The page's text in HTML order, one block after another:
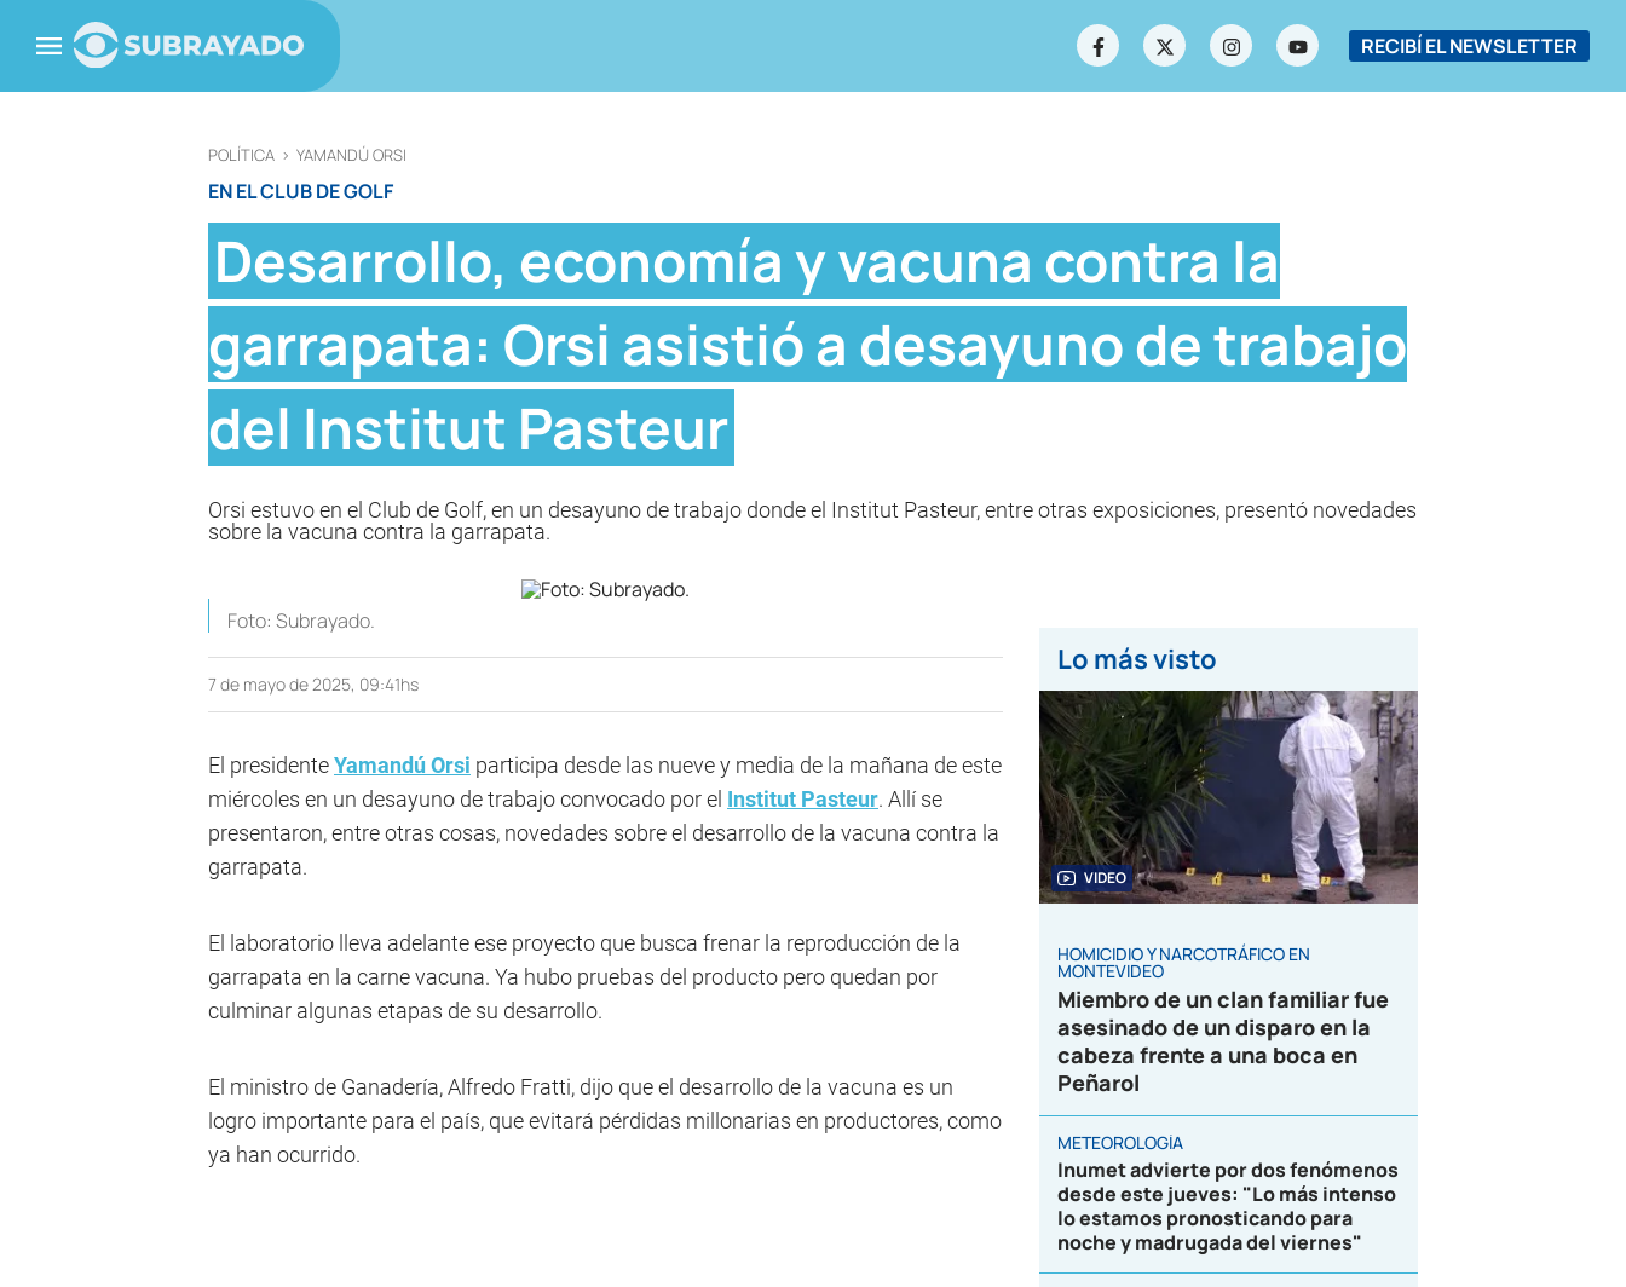
RECIBÍ EL NEWSLETTER
POLÍTICA > YAMANDÚ ORSI
EN EL CLUB DE GOLF
Desarrollo, economía y vacuna contra la
garrapata: Orsi asistió a desayuno de trabajo
del Institut Pasteur
Orsi estuvo en el Club de Golf, en un desayuno de trabajo donde el Institut Pasteur, entre otras exposiciones, presentó novedades
sobre la vacuna contra la garrapata.
Foto: Subrayado.
7 de mayo de 2025, 09:41hs
El presidenteYamandú Orsi participa desde las nueve y media de la mañana de este
miércoles en un desayuno de trabajo convocado por el Institut Pasteur. Allí se
presentaron, entre otras cosas, novedades sobre el desarrollo de la vacuna contra la
garrapata.
El laboratorio lleva adelante ese proyecto que busca frenar la reproducción de la
garrapata en la carne vacuna. Ya hubo pruebas del producto pero quedan por
culminar algunas etapas de su desarrollo.
El ministro de Ganadería, Alfredo Fratti, dijo que el desarrollo de la vacuna es un
logro importante para el país, que evitará pérdidas millonarias en productores, como
ya han ocurrido.
Lo más visto
VIDEO
HOMICIDIO Y NARCOTRÁFICO EN
MONTEVIDEO
Miembro de un clan familiar fue
asesinado de un disparo en la
cabeza frente a una boca en
Peñarol
METEOROLOGÍA
Inumet advierte por dos fenómenos
desde este jueves: "Lo más intenso
lo estamos pronosticando para
noche y madrugada del viernes"